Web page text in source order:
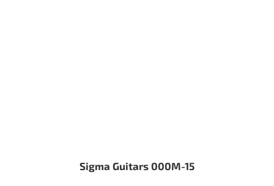
Sigma Guitars 000M-15